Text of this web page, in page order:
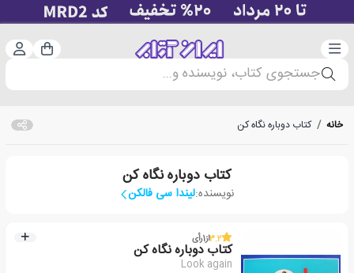
دسته‌بندی سبد
جستجوی کتاب، نویسنده و...
خانه / کتاب دوباره نگاه کن
کتاب دوباره نگاه کن
نویسنده:لیندا سی فالکن
3.2از1رأی
کتاب دوباره نگاه کن
Look again